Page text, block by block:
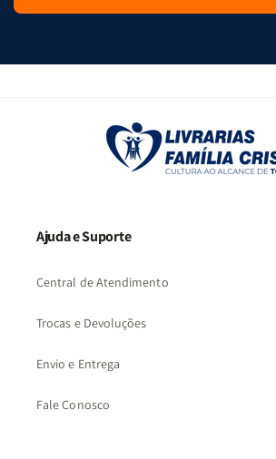
Ajuda e Suporte
Central de Atendimento
Trocas e Devoluções
Envio e Entrega
Fale Conosco